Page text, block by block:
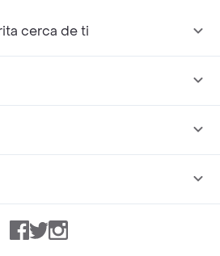
cerca de ti
Facebook
TwitterInstagram